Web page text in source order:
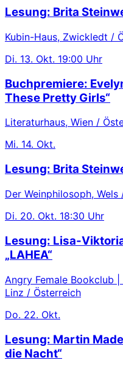
Lesung: Brita
Kubin-Haus, Zwickledt /
Di. 13. Okt. 19:00 Uhr
Buchpremiere:
These Pretty Girls“
Literaturhaus, Wien /
Mi. 14. Okt.
Lesung: Brita
Der Weinphilosoph,
Di. 20. Okt. 18:30 Uhr
Lesung: Lisa-
„LAHEA“
Angry Female
Linz / Österreich
Do. 22. Okt.
Lesung: Martin
die Nacht“